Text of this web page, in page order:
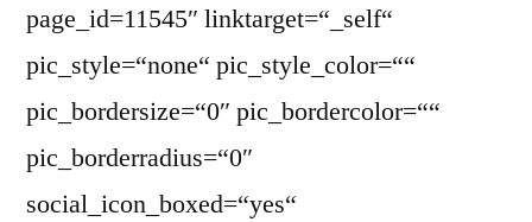
page_id=11545″ linktarget=“_self“
pic_style=“none“ pic_style_color=““
pic_bordersize=“0″ pic_bordercolor=““
pic_borderradius=“0″
social_icon_boxed=“yes“